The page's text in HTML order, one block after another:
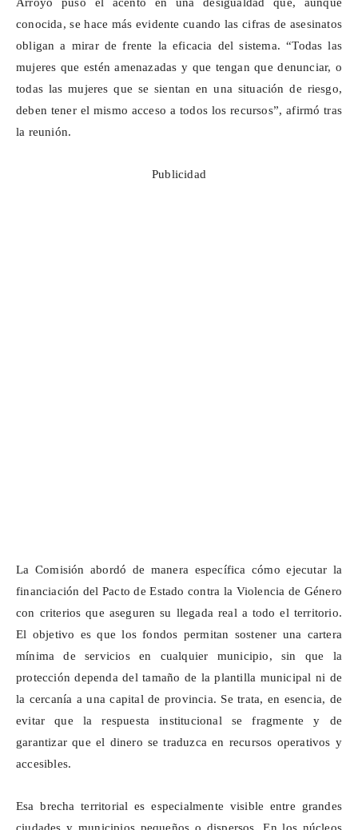
conocida, se hace más evidente cuando las cifras de asesinatos
obligan a mirar de frente la eficacia del sistema. “Todas las
mujeres que estén amenazadas y que tengan que denunciar, o
todas las mujeres que se sientan en una situación de riesgo,
deben tener el mismo acceso a todos los recursos”, afirmó tras
la reunión.
Publicidad
La Comisión abordó de manera específica cómo ejecutar la
financiación del Pacto de Estado contra la Violencia de Género
con criterios que aseguren su llegada real a todo el territorio.
El objetivo es que los fondos permitan sostener una cartera
mínima de servicios en cualquier municipio, sin que la
protección dependa del tamaño de la plantilla municipal ni de
la cercanía a una capital de provincia. Se trata, en esencia, de
evitar que la respuesta institucional se fragmente y de
garantizar que el dinero se traduzca en recursos operativos y
accesibles.
Esa brecha territorial es especialmente visible entre grandes